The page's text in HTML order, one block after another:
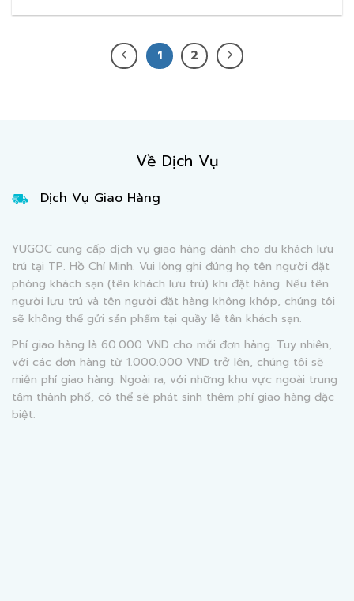
1 2
Về Dịch Vụ
Dịch Vụ Giao Hàng
YUGOC cung cấp dịch vụ giao hàng dành cho du khách lưu
trú tại TP. Hồ Chí Minh. Vui lòng ghi đúng họ tên người đặt
phòng khách sạn (tên khách lưu trú) khi đặt hàng. Nếu tên
người lưu trú và tên người đặt hàng không khớp, chúng tôi
sẽ không thể gửi sản phẩm tại quầy lễ tân khách sạn.
Phí giao hàng là 60.000 VND cho mỗi đơn hàng. Tuy nhiên,
với các đơn hàng từ 1.000.000 VND trở lên, chúng tôi sẽ
miễn phí giao hàng. Ngoài ra, với những khu vực ngoài trung
tâm thành phố, có thể sẽ phát sinh thêm phí giao hàng đặc
biệt.